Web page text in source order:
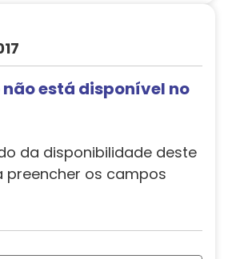
está disponível no
da disponibilidade deste
preencher os campos